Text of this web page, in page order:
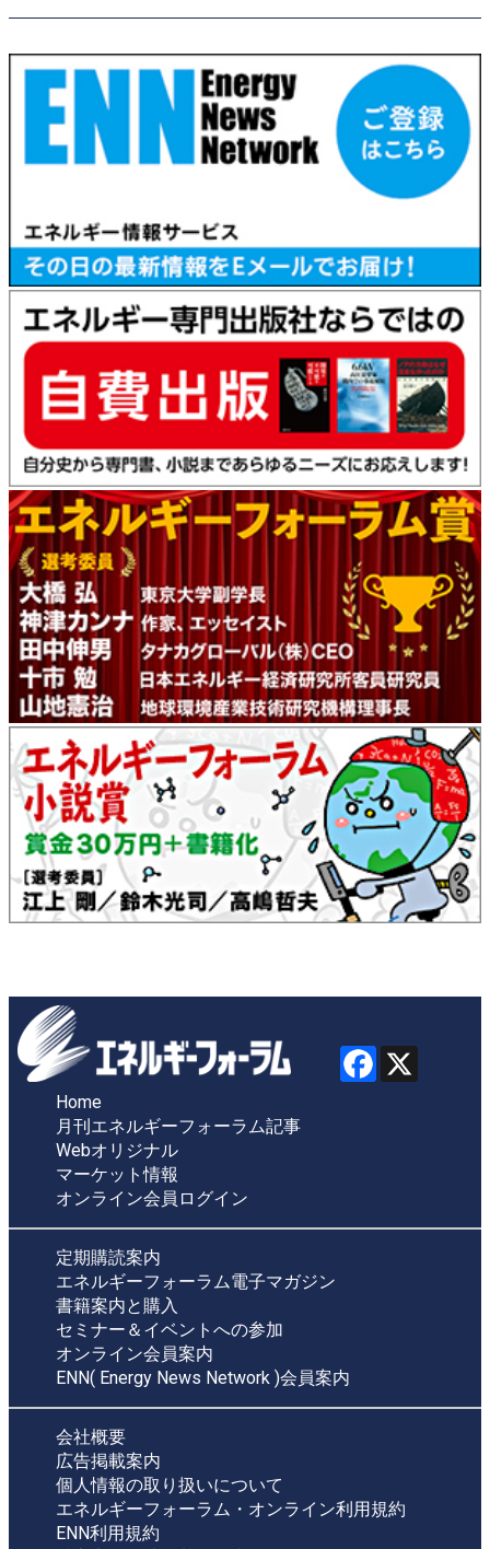
Home
月刊エネルギーフォーラム記事
Webオリジナル
マーケット情報
オンライン会員ログイン
定期購読案内
エネルギーフォーラム電子マガジン
書籍案内と購入
セミナー＆イベントへの参加
オンライン会員案内
ENN( Energy News Network )会員案内
会社概要
広告掲載案内
個人情報の取り扱いについて
エネルギーフォーラム・オンライン利用規約
ENN利用規約